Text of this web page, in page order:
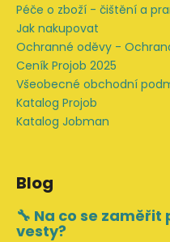
Péče o zboží - čištění a
Jak nakupovat
Ochranné oděvy -
Ceník Projob 2025
Všeobecné obchodní
Katalog Projob
Katalog Jobman
Blog
🔧 Na co se
vesty?